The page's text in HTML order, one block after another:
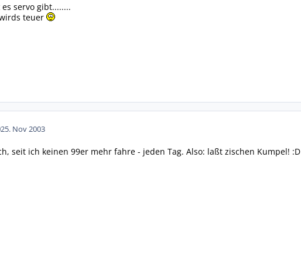
servo gibt........
teuer
25. Nov 2003
seit ich keinen 99er mehr fahre - jeden Tag. Also: laßt zischen Kumpel! :D